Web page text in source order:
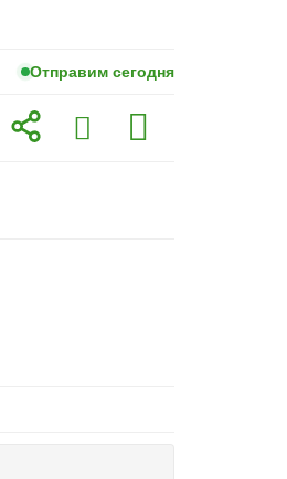
Отправим сегодня